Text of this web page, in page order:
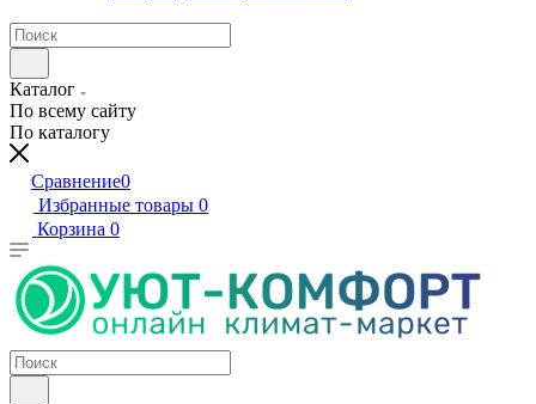
Каталог
По всему сайту
По каталогу
Сравнение0
Избранные товары 0
Корзина 0